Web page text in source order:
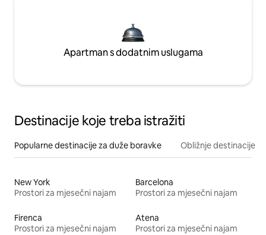
Apartman s dodatnim uslugama
Destinacije koje treba istražiti
Popularne destinacije za duže boravke Obližnje destinacije
New York
Prostori za mjesečni najam
Barcelona
Prostori za mjesečni najam
Firenca
Prostori za mjesečni najam
Atena
Prostori za mjesečni najam